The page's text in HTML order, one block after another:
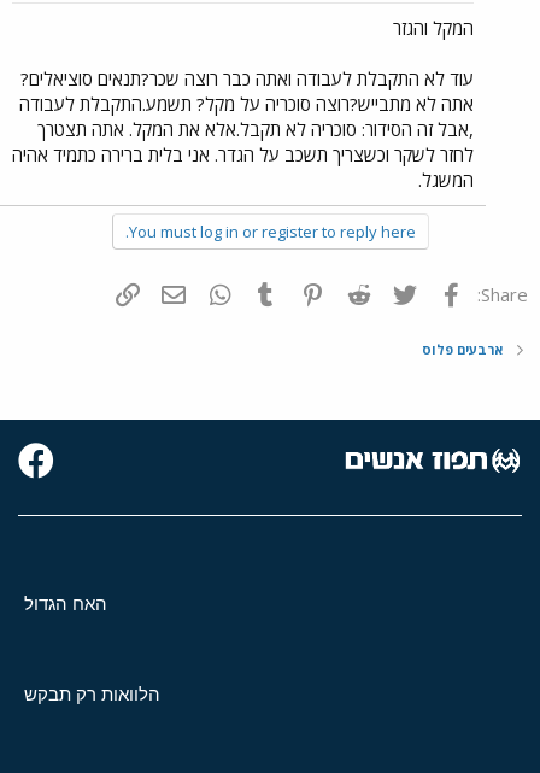
המקל והגזר
עוד לא התקבלת לעבודה ואתה כבר רוצה שכר?תנאים סוציאלים?
אתה לא מתבייש?רוצה סוכריה על מקל? תשמע.התקבלת לעבודה
,אבל זה הסידור: סוכריה לא תקבל.אלא את המקל. אתה תצטרך
לחזר לשקר וכשצריך תשכב על הגדר. אני בלית ברירה כתמיד אהיה
המשגל.
You must log in or register to reply here.
Share: פייסבוק Twitter
Reddit
Pinterest
Tumblr
WhatsAppדואר אלקטרוני
ארבעים פלוס
האח הגדול
הלוואות רק תבקש